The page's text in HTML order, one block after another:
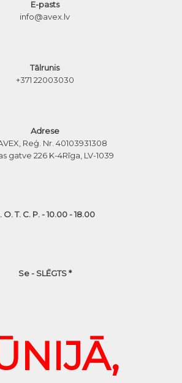
E-pasts
info@avex.lv
Tālrunis
+371 22003030
Adrese
Reģ. Nr. 40103931308
gatve 226 K-4Rīga, LV-1039
O. T. C. P. - 10.00 - 18.00
Se - SLĒGTS *